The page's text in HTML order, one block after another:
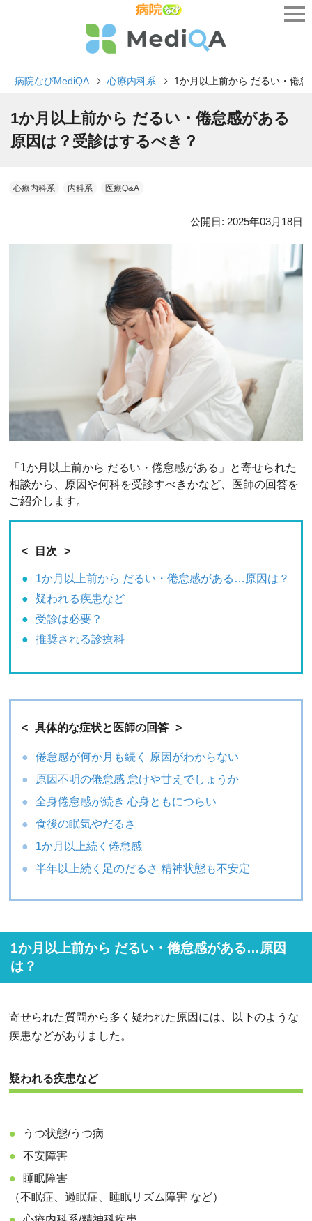
病院なびMediQA 心療内科系 1か月以上前から だるい・倦
1か月以上前から だるい・倦怠感がある
原因は？受診はするべき？
心療内科系 内科系 医療Q&A
公開日: 2025年03月18日
「1か月以上前から だるい・倦怠感がある」と寄せられた
相談から、原因や何科を受診すべきかなど、医師の回答を
ご紹介します。
目次
1か月以上前から だるい・倦怠感がある…原因は？
疑われる疾患など
受診は必要？
推奨される診療科
具体的な症状と医師の回答
倦怠感が何か月も続く 原因がわからない
原因不明の倦怠感 怠けや甘えでしょうか
全身倦怠感が続き 心身ともにつらい
食後の眠気やだるさ
1か月以上続く倦怠感
半年以上続く足のだるさ 精神状態も不安定
1か月以上前から だるい・倦怠感がある…原因
は？
寄せられた質問から多く疑われた原因には、以下のような
疾患などがありました。
疑われる疾患など
うつ状態/うつ病
不安障害
睡眠障害
（不眠症、過眠症、睡眠リズム障害 など）